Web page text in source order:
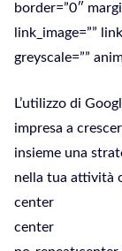
border=”0″
link_image=””
greyscale=””
L’utilizzo di
impresa a
insieme una
nella tua attività
center
center